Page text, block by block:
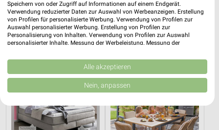
2,1 km
Gartenabverkauf
Gültig bis Sa. 15.08.
5,6 km
Angebote ab 10.08.
Gültig bis So. 16.08.
porta porta
Speichern von oder Zugriff auf Informationen auf einem Endgerät.
Verwendung reduzierter Daten zur Auswahl von Werbeanzeigen. Erstellung
von Profilen für personalisierte Werbung. Verwendung von Profilen zur
Auswahl personalisierter Werbung. Erstellung von Profilen zur
Personalisierung von Inhalten. Verwendung von Profilen zur Auswahl
personalisierter Inhalte. Messung der Werbeleistung. Messung der
Kombinationen von Daten aus verschiedenen Quellen. Entwicklung und
Verbesserung der Angebote. Verwendung reduzierter Daten zur Auswahl
von Inhalten.
Daten können außerhalb der Europäischen Union weitergegeben und in die
USA gesendet werden.
Website/App.
Partnerliste anzeigen (1 IAB-Anbieter)
Alle akzeptieren
Nein, anpassen